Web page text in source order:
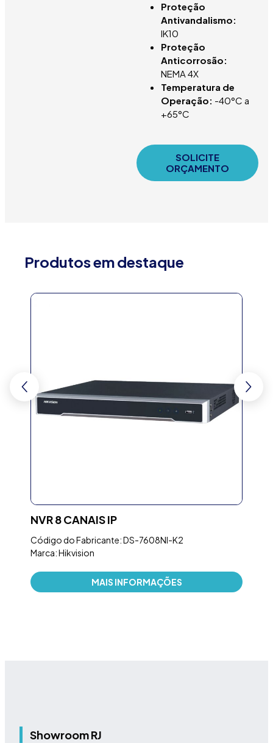
Proteção
Antivandalismo:
IK10
Proteção
Anticorrosão:
NEMA 4X
Temperatura de
Operação: -40°C a
+65°C
SOLICITE
ORÇAMENTO
Produtos em destaque
NVR 8 CANAIS IP
Código do Fabricante: DS-7608NI-K2
Marca: Hikvision
MAIS INFORMAÇÕES
Showroom RJ